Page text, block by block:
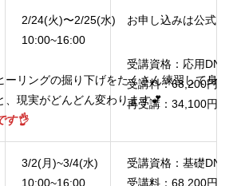
ーリングの掘り下げをたくさん練習して身に
、現実がどんどん変わります💕
す👌
2/24(火)〜2/25(水)
10:00~16:00
お申し込みは公式
受講資格：応用DNA
受講料：68,200円（
再受講：34,100円（
3/2(月)~3/4(水)
10:00~16:00
受講資格：基礎DNA
受講料：68,200円（